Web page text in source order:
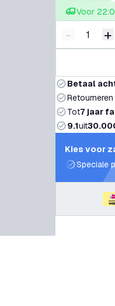
Voor
Verminder
- +
Betaal
Tot7 jaar
9.1uit
Kies voor
Speciale